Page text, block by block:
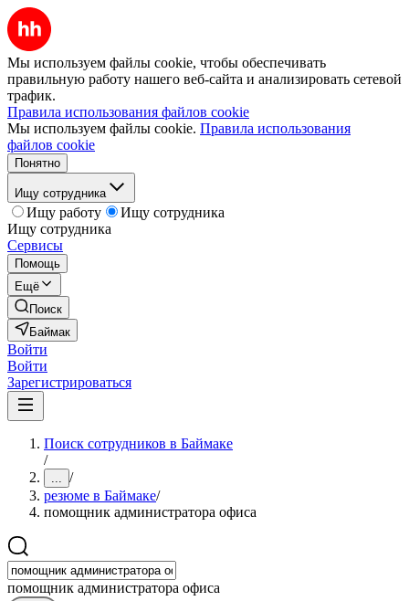
Мы используем файлы cookie, чтобы обеспечивать
правильную работу нашего веб-сайта и анализировать сетевой
трафик.
Правила использования файлов cookie
Мы используем файлы cookie. Правила использования
файлов cookie
Понятно
Ищу сотрудника
Ищу работу
Ищу сотрудника
Ищу сотрудника
Сервисы
Помощь
Ещё
Поиск
Баймак
Войти
Войти
Зарегистрироваться
Поиск сотрудников в Баймаке
/
... /
резюме в Баймаке/
помощник администратора офиса
помощник администратора офиса